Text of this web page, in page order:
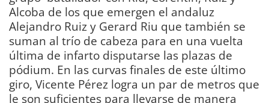
Alcoba de los que emergen el andaluz
Alejandro Ruiz y Gerard Riu que también se
suman al trío de cabeza para en una vuelta
última de infarto disputarse las plazas de
pódium. En las curvas finales de este último
giro, Vicente Pérez logra un par de metros que
le son suficientes para llevarse de manera